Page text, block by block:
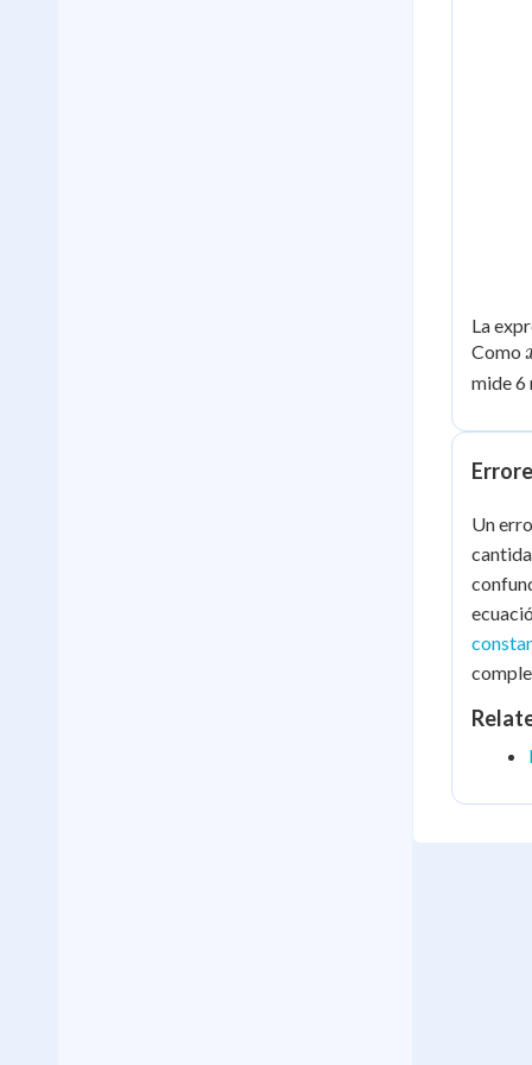
La
Como
mide 6
Un